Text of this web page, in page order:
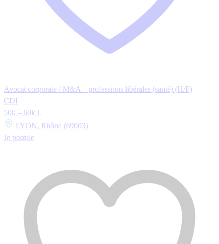
Avocat corporate / M&A – professions libérales (santé) (H/F)
CDI
50k – 60k €
LYON, Rhône (69003)
Je postule